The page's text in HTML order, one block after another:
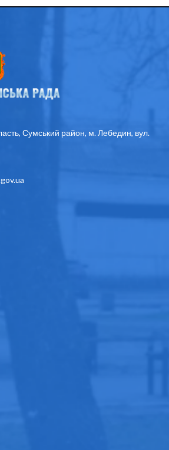
Сумський район, м. Лебедин, вул.